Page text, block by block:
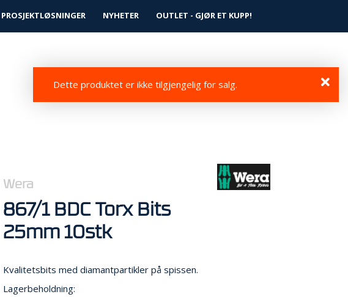
Logg inn Infosenter Favoritter
PROSJEKTLØSNINGER NYHETER OUTLET - GJØR ET KUPP!
Dette produktet er ikke tilgjengelig for salg.
Wera
867/1 BDC Torx Bits
25mm 10stk
Kvalitetsbits med diamantpartikler på spissen.
Lagerbeholdning: